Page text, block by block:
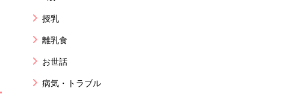
授乳
離乳食
お世話
病気・トラブル